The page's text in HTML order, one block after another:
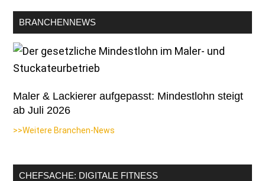
BRANCHENNEWS
Maler & Lackierer aufgepasst: Mindestlohn steigt
ab Juli 2026
>>Weitere Branchen-News
CHEFSACHE: DIGITALE FITNESS